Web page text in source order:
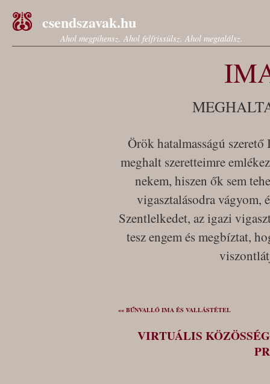
csendszavak.hu
Ahol megpihensz. Ahol felfrissülsz. Ahol megtalálsz.
Örök hatalmasságú
meghalt szeretteimre
nekem, hiszen ők sem
vigasztalásodra vágyom,
Szentlelkedet, az igazi
tesz engem és megbíztat,
«« BŰNVALLÓ IMA ÉS VALLÁSTÉTEL
VIRTUÁLIS KÖZÖSSÉG